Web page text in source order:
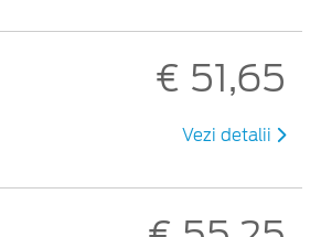
€ 51,65
Vezi detalii